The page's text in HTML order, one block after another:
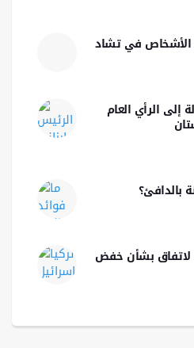
الأشخاص في تشاد
إلى الرأي العام
بالدافئ؟
لاتفاق بشأن خفض